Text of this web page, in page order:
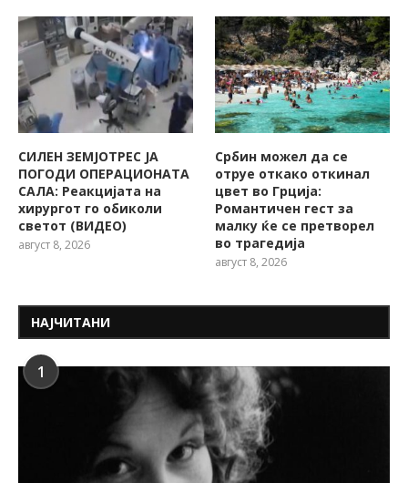
СИЛЕН ЗЕМЈОТРЕС ЈА
ПОГОДИ ОПЕРАЦИОНАТА
САЛА: Реакцијата на
хирургот го обиколи
светот (ВИДЕО)
август 8, 2026
Србин можел да се
отруе откако откинал
цвет во Грција:
Романтичен гест за
малку ќе се претворел
во трагедија
август 8, 2026
НАЈЧИТАНИ
1